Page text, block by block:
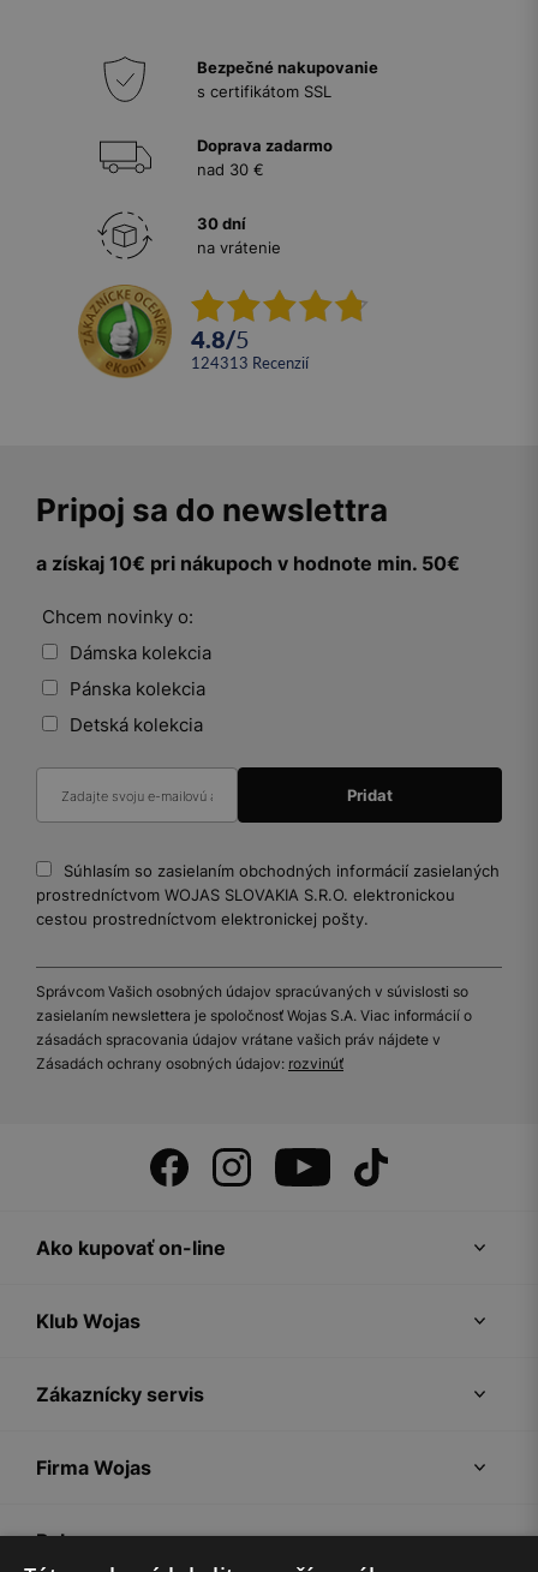
Bezpečné nakupovanie
s certifikátom SSL
Doprava zadarmo
nad 30 €
30 dní
na vrátenie
4.8/5
124313 recenzií
Pripoj sa do newslettra
a získaj 10€ pri nákupoch v hodnote min. 50€
Chcem novinky o:
Dámska kolekcia
Pánska kolekcia
Detská kolekcia
Súhlasím so zasielaním obchodných informácií zasielaných
prostredníctvom WOJAS SLOVAKIA S.R.O. elektronickou
cestou prostredníctvom elektronickej pošty.
Správcom Vašich osobných údajov spracúvaných v súvislosti so
zasielaním newslettera je spoločnosť Wojas S.A. Viac informácií o
zásadách spracovania údajov vrátane vašich práv nájdete v
Zásadách ochrany osobných údajov: rozvinúť
Ako kupovať on-line
Klub Wojas
Zákaznícky servis
Firma Wojas
Pokyny